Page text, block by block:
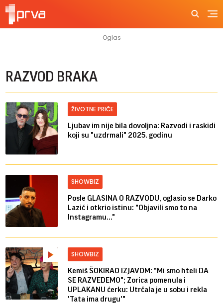
RAZVOD BRAKA
ŽIVOTNE PRIČE
Ljubav im nije bila dovoljna: Razvodi i raskidi
koji su "uzdrmali" 2025. godinu
SHOWBIZ
Posle GLASINA O RAZVODU, oglasio se Darko
Lazić i otkrio istinu: "Objavili smo to na
Instagramu..."
SHOWBIZ
Kemiš ŠOKIRAO IZJAVOM: "Mi smo hteli DA
SE RAZVEDEMO"; Zorica pomenula i
UPLAKANU ćerku: Utrčala je u sobu i rekla
'Tata ima drugu'"